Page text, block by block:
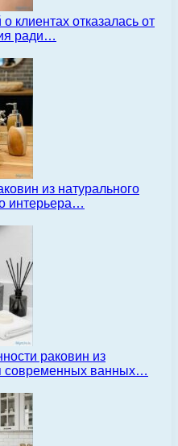
клиентах отказалась от
ради…
из натурального
интерьера…
раковин из
современных ванных…